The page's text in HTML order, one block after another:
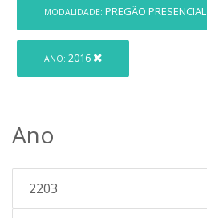
MODALIDADE: PREGÃO PRESENCIAL
ANO: 2016
Ano
2203